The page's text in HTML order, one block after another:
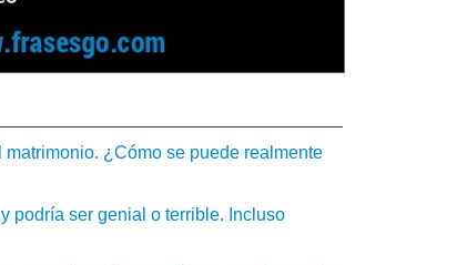
¿Cómo se puede realmente
podría ser genial o terrible. Incluso